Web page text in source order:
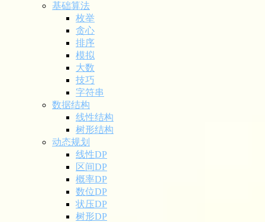
基础算法
枚举
贪心
排序
模拟
大数
技巧
字符串
数据结构
线性结构
树形结构
动态规划
线性DP
区间DP
概率DP
数位DP
状压DP
树形DP